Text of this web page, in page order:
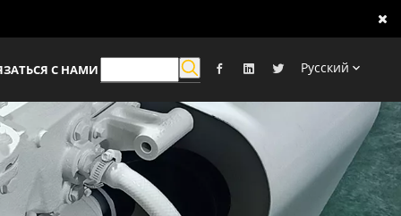
С НАМИ Pусский